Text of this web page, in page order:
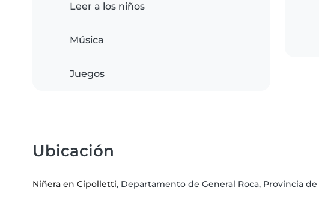
Leer a los niños
Música
Juegos
Ubicación
Niñera en Cipolletti, Departamento de General Roca, Provincia